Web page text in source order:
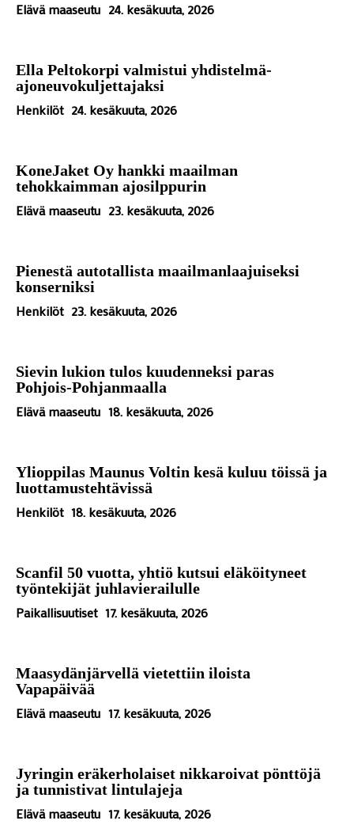
Elävä maaseutu 24. kesäkuuta, 2026
Ella Peltokorpi valmistui yhdistelmä-
ajoneuvokuljettajaksi
Henkilöt 24. kesäkuuta, 2026
KoneJaket Oy hankki maailman
tehokkaimman ajosilppurin
Elävä maaseutu 23. kesäkuuta, 2026
Pienestä autotallista maailmanlaajuiseksi
konserniksi
Henkilöt 23. kesäkuuta, 2026
Sievin lukion tulos kuudenneksi paras
Pohjois-Pohjanmaalla
Elävä maaseutu 18. kesäkuuta, 2026
Ylioppilas Maunus Voltin kesä kuluu töissä ja
luottamustehtävissä
Henkilöt 18. kesäkuuta, 2026
Scanfil 50 vuotta, yhtiö kutsui eläköityneet
työntekijät juhlavierailulle
Paikallisuutiset 17. kesäkuuta, 2026
Maasydänjärvellä vietettiin iloista
Vapapäivää
Elävä maaseutu 17. kesäkuuta, 2026
Jyringin eräkerholaiset nikkaroivat pönttöjä
ja tunnistivat lintulajeja
Elävä maaseutu 17. kesäkuuta, 2026